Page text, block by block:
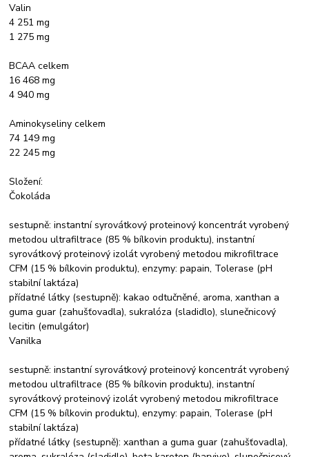
Valin
4 251 mg
1 275 mg
BCAA celkem
16 468 mg
4 940 mg
Aminokyseliny celkem
74 149 mg
22 245 mg
Složení:
Čokoláda
sestupně: instantní syrovátkový proteinový koncentrát vyrobený
metodou ultrafiltrace (85 % bílkovin produktu), instantní
syrovátkový proteinový izolát vyrobený metodou mikrofiltrace
CFM (15 % bílkovin produktu), enzymy: papain, Tolerase (pH
stabilní laktáza)
přídatné látky (sestupně): kakao odtučněné, aroma, xanthan a
guma guar (zahušťovadla), sukralóza (sladidlo), slunečnicový
lecitin (emulgátor)
Vanilka
sestupně: instantní syrovátkový proteinový koncentrát vyrobený
metodou ultrafiltrace (85 % bílkovin produktu), instantní
syrovátkový proteinový izolát vyrobený metodou mikrofiltrace
CFM (15 % bílkovin produktu), enzymy: papain, Tolerase (pH
stabilní laktáza)
přídatné látky (sestupně): xanthan a guma guar (zahušťovadla),